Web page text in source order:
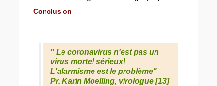
Conclusion
" Le coronavirus n'est pas un
virus mortel sérieux!
L'alarmisme est le problème" -
Pr. Karin Moelling, virologue [13]